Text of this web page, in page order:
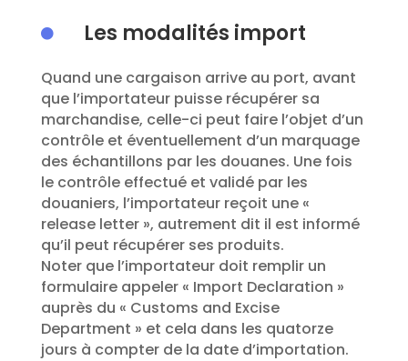
 Les modalités import
Quand une cargaison arrive au port, avant
que l’importateur puisse récupérer sa
marchandise, celle-ci peut faire l’objet d’un
contrôle et éventuellement d’un marquage
des échantillons par les douanes. Une fois
le contrôle effectué et validé par les
douaniers, l’importateur reçoit une «
release letter », autrement dit il est informé
qu’il peut récupérer ses produits.
Noter que l’importateur doit remplir un
formulaire appeler « Import Declaration »
auprès du « Customs and Excise
Department » et cela dans les quatorze
jours à compter de la date d’importation.